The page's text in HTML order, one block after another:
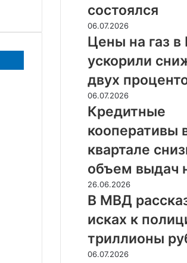
не
состоялся
состоялся
Цены
на
газ
в
Европе
ускорили
снижение
до
процентов
06.07.2026
Цены на газ в
ускорили
двух
Кредитные
кооперативы
квартале
снизили
объем
выдач
на
47%
06.07.2026
Кредитные
кооперативы
квартале
объем выдач
В
МВД
рассказали
об
исках
к
полиции
26.06.2026
В МВД
исках к
триллионы
Юань
06.07.2026